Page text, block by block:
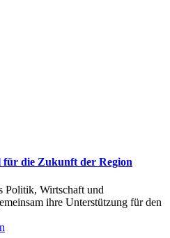
für die Zukunft der Region
Politik, Wirtschaft und
ihre Unterstützung für den